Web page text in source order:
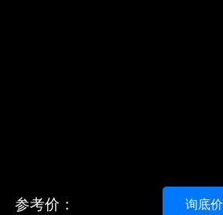
参考价： 询底价